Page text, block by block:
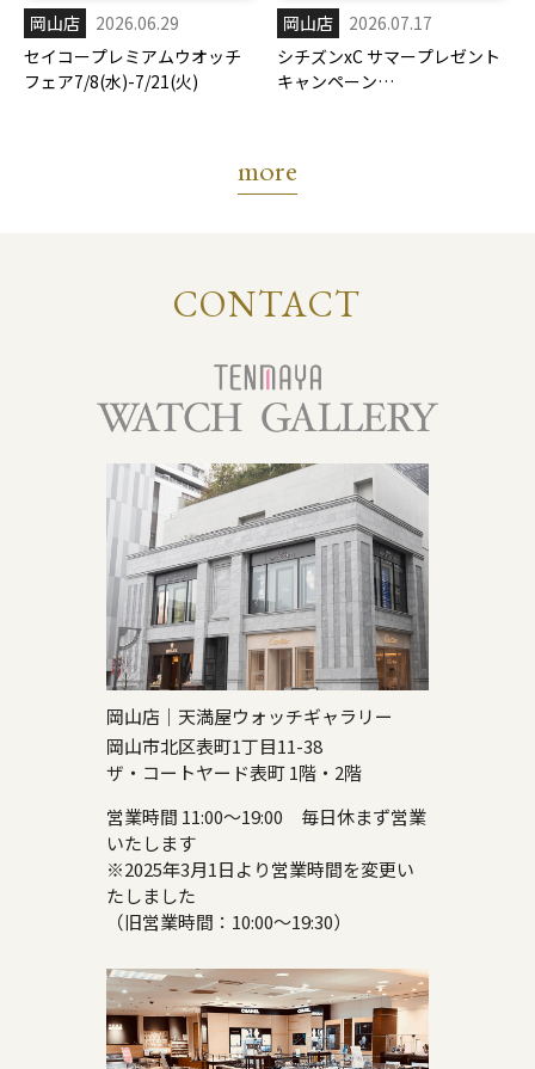
岡山店
2026.06.29
セイコープレミアムウオッチ
フェア7/8(水)-7/21(火)
岡山店
2026.07.17
シチズンxC サマープレゼント
キャンペーン
more
CONTACT
岡山店｜天満屋ウォッチギャラリー
岡山市北区表町1丁目11-38
ザ・コートヤード表町 1階・2階
営業時間 11:00～19:00 毎日休まず営業
いたします
※2025年3月1日より営業時間を変更い
たしました
（旧営業時間：10:00～19:30）